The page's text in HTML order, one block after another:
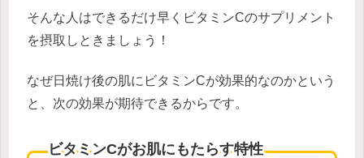
そんな人はできるだけ早くビタミンCのサプリメント
を摂取しときましょう！
なぜ日焼け後の肌にビタミンCが効果的なのかという
と、次の効果が期待できるからです。
ビタミンCがお肌にもたらす特性